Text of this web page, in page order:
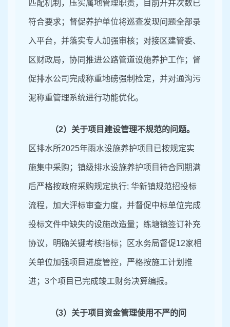
匹配机制，压实属地管理职责，目前开井次数已
符合要求；督促养护单位将巡查发现问题全部录
入平台，并落实专人加强审核；对接区建管委、
区财政局，协同推进公路管道设施养护工作；督
促排水公司完成称重地磅强制检定，并对通沟污
泥称重管理系统进行功能优化。
（2）关于项目建设管理不规范的问题。
区排水所2025年雨水设施养护项目已按规定实
施集中采购；镇级排水设施养护项目待合同期满
后严格按政府采购规定执行; 华新镇规范招投标
流程，加大评标审查力度，并督促中标单位完成
投标文件中缺失的设施改造量；练塘镇签订补充
协议，明确关键考核指标；区水务局督促12家相
关单位加强项目进度管控，严格按施工计划推
进； 3个项目已完成竣工财务决算编报。
（3）关于项目资金管理使用不严的问